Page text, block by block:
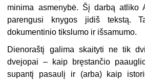
minima asmenybė. Šį darbą atliko
parengusi knygos jidiš tekstą.
dokumentinio tikslumo ir išsamumo.
Dienoraštį galima skaityti ne tik
dvejopai – kaip bręstančio
supantį pasaulį ir (arba) kaip